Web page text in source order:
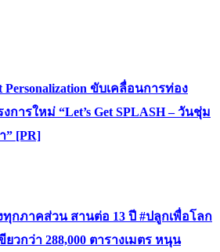
Personalization ขับเคลื่อนการท่อง
การใหม่ “Let’s Get SPLASH – วันชุ่ม
” [PR]
กภาคส่วน สานต่อ 13 ปี #ปลูกเพื่อโลก
วกว่า 288,000 ตารางเมตร หนุน